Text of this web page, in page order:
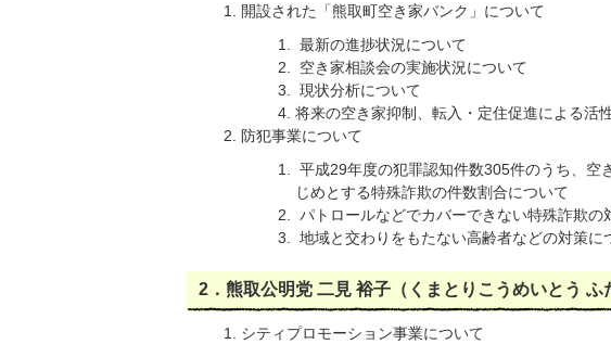
開設された「熊取町空き家バンク」について
最新の進捗状況について
空き家相談会の実施状況について
現状分析について
将来の空き家抑制、転入・定住促進による活
防犯事業について
平成29年度の犯罪認知件数305件のうち、空
じめとする特殊詐欺の件数割合について
パトロールなどでカバーできない特殊詐欺の
地域と交わりをもたない高齢者などの対策に
2．熊取公明党 二見 裕子（くまとりこうめいとう ふ
シティプロモーション事業について